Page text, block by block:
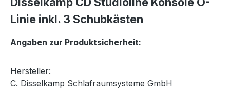
Linie inkl. 3 Schubkästen
Angaben zur Produktsicherheit:
Hersteller:
C. Disselkamp Schlafraumsysteme GmbH